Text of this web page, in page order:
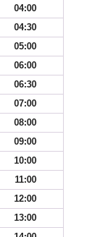
04:00
04:30
05:00
06:00
06:30
07:00
08:00
09:00
10:00
11:00
12:00
13:00